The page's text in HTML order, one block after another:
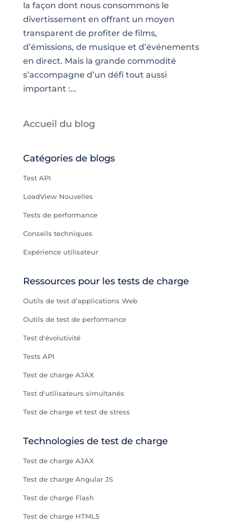
la façon dont nous consommons le
divertissement en offrant un moyen
transparent de profiter de films,
d’émissions, de musique et d’événements
en direct. Mais la grande commodité
s’accompagne d’un défi tout aussi
important :...
Accueil du blog
Catégories de blogs
Test API
LoadView Nouvelles
Tests de performance
Conseils techniques
Expérience utilisateur
Ressources pour les tests de charge
Outils de test d’applications Web
Outils de test de performance
Test d'évolutivité
Tests API
Test de charge AJAX
Test d'utilisateurs simultanés
Test de charge et test de stress
Technologies de test de charge
Test de charge AJAX
Test de charge Angular JS
Test de charge Flash
Test de charge HTML5